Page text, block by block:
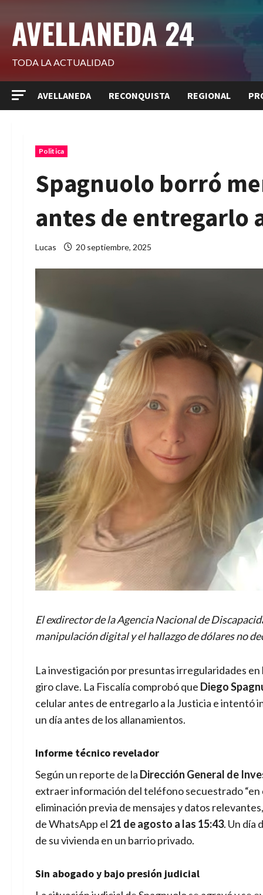
contenido
AVELLANEDA 24
TODA LA ACTUALIDAD
AVELLANEDA RECONQUISTA REGIONAL
Politica
Spagnuolo borró
antes de entregarlo
Lucas 20 septiembre, 2025
El exdirector de la Agencia Nacional de
manipulación digital y el hallazgo de dólares no
La investigación por presuntas irregularidades en
giro clave. La Fiscalía comprobó que Diego
celular antes de entregarlo a la Justicia e intentó
un día antes de los allanamientos.
Informe técnico revelador
Según un reporte de la Dirección General de
extraer información del teléfono secuestrado “en
eliminación previa de mensajes y datos
de WhatsApp el 21 de agosto a las 15:43. Un día
de su vivienda en un barrio privado.
Sin abogado y bajo presión judicial